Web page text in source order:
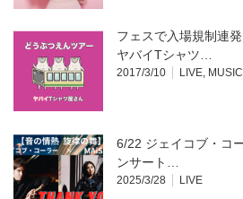
フェスで入場規制連
ヤバイTシャツ…
2017/3/10 LIVE, MUSIC
6/22 ジェイコブ・コ
ンサート…
2025/3/28 LIVE